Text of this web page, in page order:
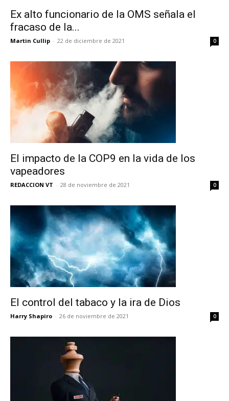
Ex alto funcionario de la OMS señala el
fracaso de la...
Martin Cullip - 22 de diciembre de 2021 0
El impacto de la COP9 en la vida de los
vapeadores
REDACCION VT - 28 de noviembre de 2021 0
El control del tabaco y la ira de Dios
Harry Shapiro - 26 de noviembre de 2021 0